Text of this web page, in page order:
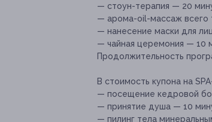
— стоун-терапия — 20
— арома-оil-массаж всего
— нанесение маски для
— чайная церемония — 10
Продолжительность
В стоимость купона на
— посещение кедровой
— принятие душа — 10
— пилинг тела